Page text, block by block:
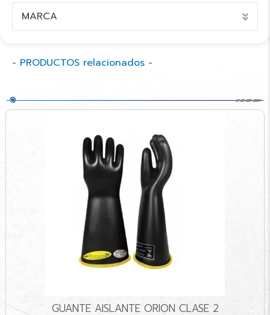
MARCA
- PRODUCTOS relacionados -
GUANTE AISLANTE ORION CLASE 2